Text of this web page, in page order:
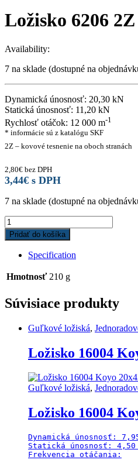
Ložisko 6206
Availability:
7 na sklade (dostupné na
Dynamická únosnosť: 20,30 kN
Statická únosnosť: 11,20 kN
Rychlosť otáčok: 12 000 m-1
* informácie sú z katalógu SKF
2Z – kovové tesnenie na oboch stranách
2,80€ bez DPH
3,44€ s DPH
7 na sklade (dostupné na
Ložisko
6206
2Z
ZVL
30x62x16
quantity
Pridať do košíka
Specification
Hmotnosť 210 g
Súvisiace produkty
Guľkové ložiská,
Ložisko 16004
Guľkové ložiská,
Ložisko 16004
Dynamická únosnosť:
Statická únosnosť: 4,50
Frekvencia otáčania: